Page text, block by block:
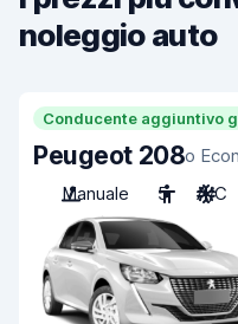
noleggio auto
Conducente aggiuntivo
Peugeot 208o
Manuale
5 A/C